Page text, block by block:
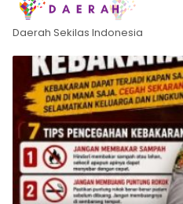
Daerah Sekilas Indonesia